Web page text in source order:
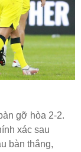
gỡ hòa 2-2.
xác sau
bàn thắng,